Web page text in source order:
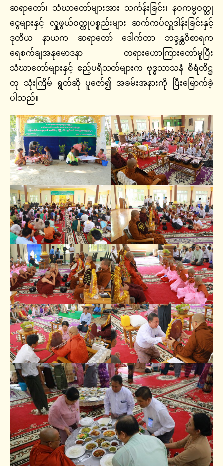
ဆရာတော်၊ သံဃာတော်များအား သင်္ကန်းခြင်း၊ နဝကမ္မဝတ္ထု
ငွေများနှင့် လှူဖွယ်ဝတ္ထုပစ္စည်းများ ဆက်ကပ်လှူဒါန်းခြင်းနှင့်
ဒုတိယ နာယက ဆရာတော် ဒေါက်တာ ဘဒ္ဒန္တဝိစာရက
ရေစက်ချအနုမောဒနာ တရားဟောကြားတော်မူပြီး
သံဃာတော်များနှင့် ဧည့်ပရိသတ်များက ဗုဒ္ဓသာသနံ စိရံတိဋ္ဌ
တု သုံးကြိမ် ရွတ်ဆို ပူဇော်၍ အခမ်းအနားကို ပြီးမြောက်ခဲ့
ပါသည်။